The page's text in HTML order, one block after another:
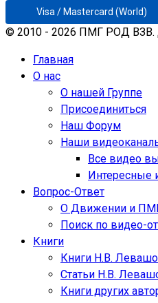
Visa / Mastercard (World)
© 2010 - 2026 ПМГ РОД ВЗВ.
Главная
О нас
О нашей Группе
Присоединиться
Наш Форум
Наши
Все видео
Интересные
Вопрос-Ответ
О Движении и
Поиск по видео-
Книги
Книги Н.В.
Статьи Н.В.
Книги других